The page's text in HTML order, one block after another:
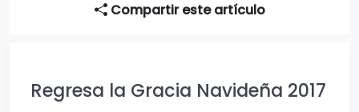
Compartir este artículo
Regresa la Gracia Navideña 2017